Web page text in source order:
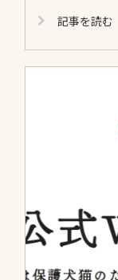
記事を読む